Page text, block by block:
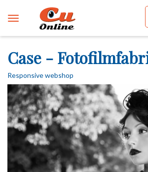
Case -
Responsive webshop